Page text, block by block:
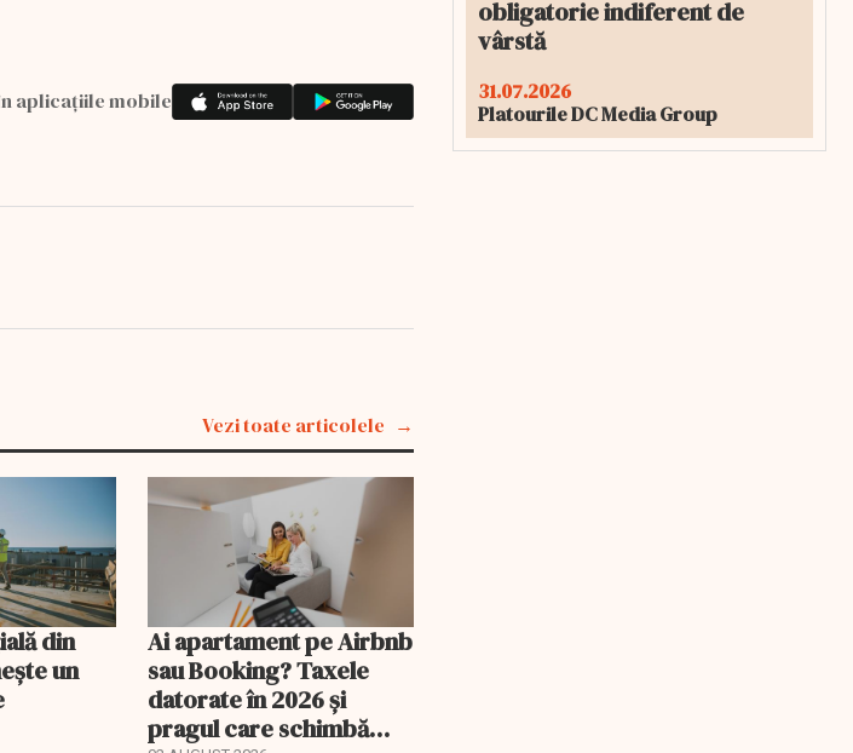
aplicațiile mobile
Vezi toate articolele
din
un
Ai apartament pe Airbnb
sau Booking? Taxele
datorate în 2026 și
pragul care schimbă
obligatorie indiferent de
vârstă
31.07.2026
Platourile DC Media Group